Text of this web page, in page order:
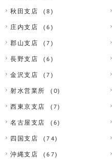
秋田支店 (8)
庄内支店 (6)
郡山支店 (7)
長野支店 (6)
金沢支店 (7)
射水営業所 (0)
西東京支店 (7)
名古屋支店 (6)
四国支店 (74)
沖縄支店 (67)